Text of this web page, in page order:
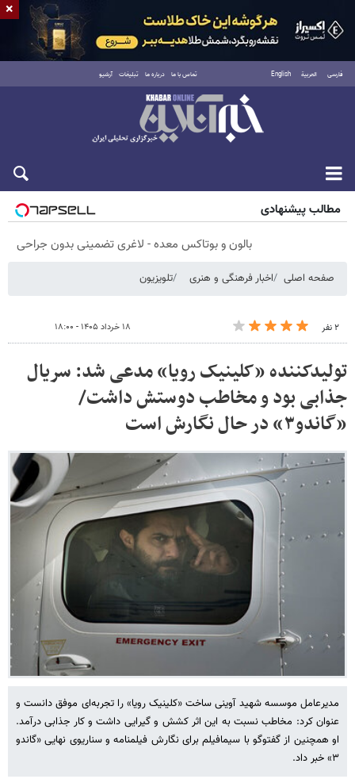
فارسی العربية English تماس با ما درباره ما تبلیغات آرشیو
پنجشنبه ۱۵ مرداد ۱۴۰۵
مطالب پیشنهادی
بالون و بوتاکس معده - لاغری تضمینی بدون جراحی
صفحه اصلی اخبار فرهنگی و هنری تلویزیون
۲ نفر ۱۸ خرداد ۱۴۰۵ - ۱۸:۰۰
تولیدکننده «کلینیک رویا» مدعی شد: سریال
جذابی بود و مخاطب دوستش داشت/
«گاندو۳» در حال نگارش است
مدیرعامل موسسه شهید آوینی ساخت «کلینیک رویا» را تجربه‌ای موفق دانست و
عنوان کرد: مخاطب نسبت به این اثر کشش و گیرایی داشت و کار جذابی درآمد.
او همچنین از گفتوگو با سیمافیلم برای نگارش فیلمنامه و سناریوی نهایی «گاندو
۳» خبر داد.
×